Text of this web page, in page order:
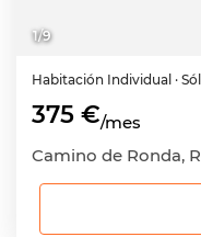
1/9
Habitación Individual ·
375 €/mes
Camino de Ronda,